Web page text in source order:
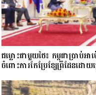
ជម្លោះជាមួយថៃ៖ កម្ពុជាប្រាប់អ
ចំពោះការកែប្រែខ្សែព្រំដែនដោយប្